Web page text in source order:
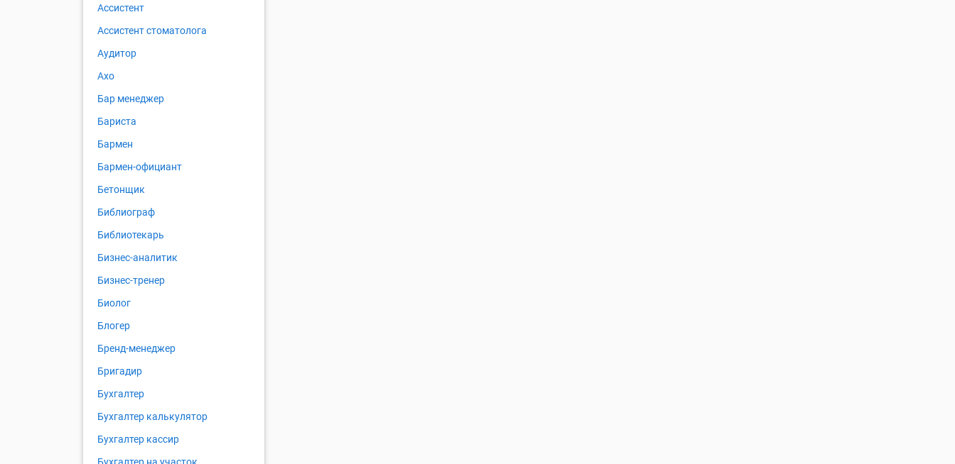
Ассистент
Ассистент стоматолога
Аудитор
Ахо
Бар менеджер
Бариста
Бармен
Бармен-официант
Бетонщик
Библиограф
Библиотекарь
Бизнес-аналитик
Бизнес-тренер
Биолог
Блогер
Бренд-менеджер
Бригадир
Бухгалтер
Бухгалтер калькулятор
Бухгалтер кассир